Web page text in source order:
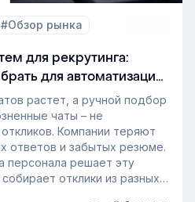
#Обзор рынка
для рекрутинга:
для автоматизации
растет, а ручной подбор
чаты – не
Компании теряют
ответов и забытых резюме.
персонала решает эту
отклики из разных